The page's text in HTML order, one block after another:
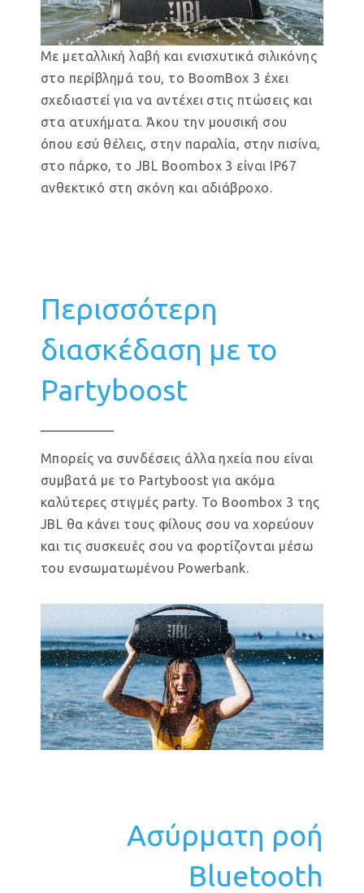
Με μεταλλική λαβή και ενισχυτικά σιλικόνης
στο περίβλημά του, το BoomBox 3 έχει
σχεδιαστεί για να αντέχει στις πτώσεις και
στα ατυχήματα. Άκου την μουσική σου
όπου εσύ θέλεις, στην παραλία, στην πισίνα,
στο πάρκο, το JBL Boombox 3 είναι IP67
ανθεκτικό στη σκόνη και αδιάβροχο.
Περισσότερη
διασκέδαση με το
Partyboost
Μπορείς να συνδέσεις άλλα ηχεία που είναι
συμβατά με το Partyboost για ακόμα
καλύτερες στιγμές party. Το Boombox 3 της
JBL θα κάνει τους φίλους σου να χορεύουν
και τις συσκευές σου να φορτίζονται μέσω
του ενσωματωμένου Powerbank.
Ασύρματη ροή
Bluetooth